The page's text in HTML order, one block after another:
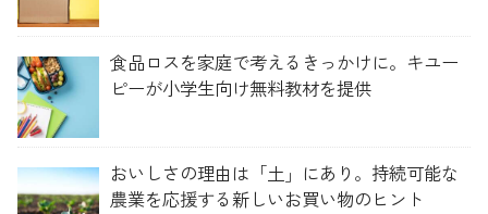
食品ロスを家庭で考えるきっかけに。キユー
ピーが小学生向け無料教材を提供
おいしさの理由は「土」にあり。持続可能な
農業を応援する新しいお買い物のヒント